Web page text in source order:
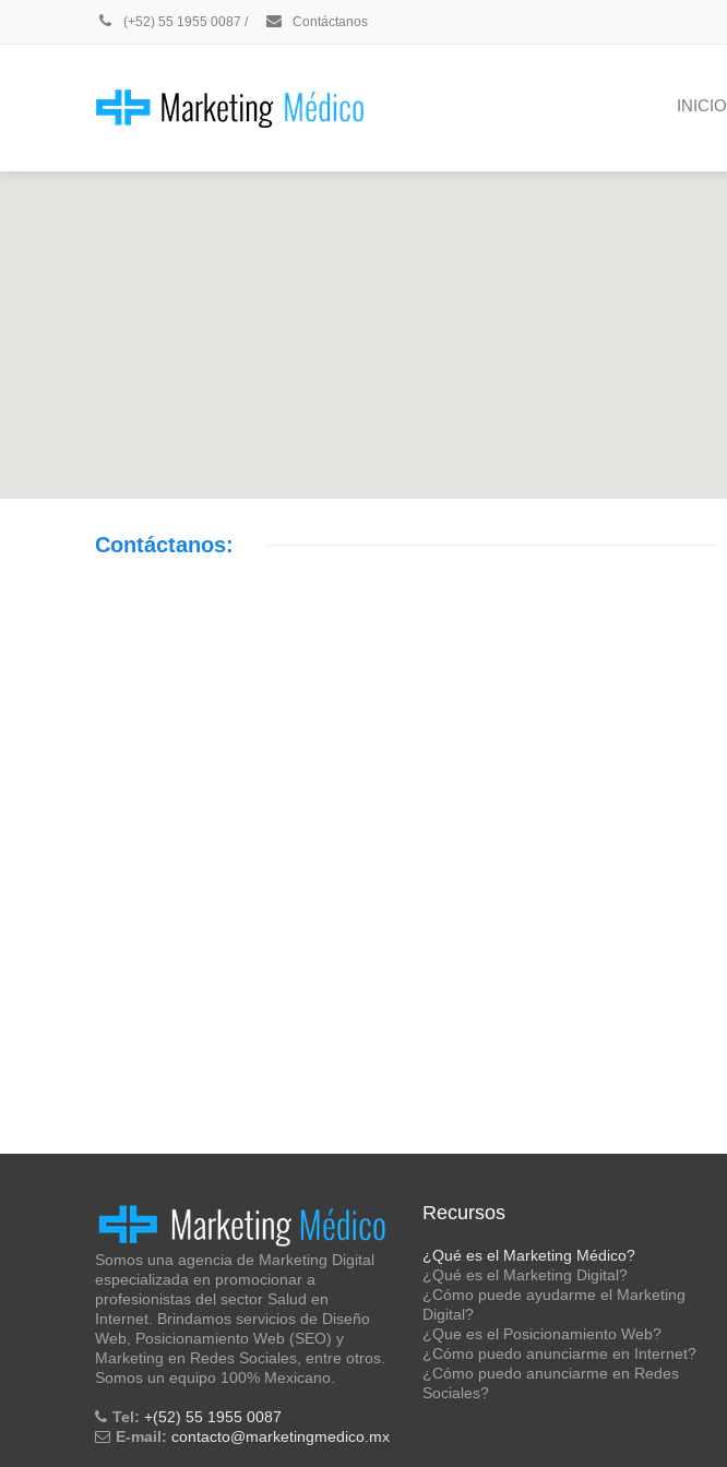
(+52) 55 1955 0087 / Contáctanos
INICIO
Contáctanos:
Somos una agencia de Marketing Digital
especializada en promocionar a
profesionistas del sector Salud en
Internet. Brindamos servicios de Diseño
Web, Posicionamiento Web (SEO) y
Marketing en Redes Sociales, entre otros.
Somos un equipo 100% Mexicano.
Tel: +(52) 55 1955 0087
E-mail: contacto@marketingmedico.mx
Recursos
¿Qué es el Marketing Médico?
¿Qué es el Marketing Digital?
¿Cómo puede ayudarme el Marketing
Digital?
¿Que es el Posicionamiento Web?
¿Cómo puedo anunciarme en Internet?
¿Cómo puedo anunciarme en Redes
Sociales?